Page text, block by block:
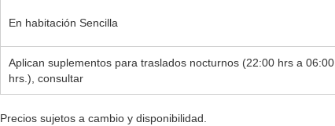
En habitación Sencilla
Aplican suplementos para traslados nocturnos (22:00 hrs a 06:00
hrs.), consultar
Precios sujetos a cambio y disponibilidad.